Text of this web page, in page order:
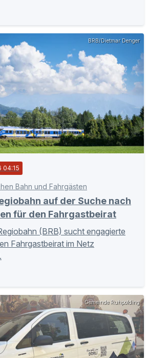
BRB/Dietmar Denger
04:15
Bahn und Fahrgästen
auf der Suche nach
für den Fahrgastbeirat
(BRB) sucht engagierte
Fahrgastbeirat im Netz
Gemeinde Ruhpolding